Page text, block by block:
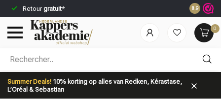
Retourgratuit*
jour même*
8.9
0
Summer Deals! 10% korting op alles van Redken, Kérastase,
L’Oréal & Sebastian
Quelle catégorie recherchez-vous?